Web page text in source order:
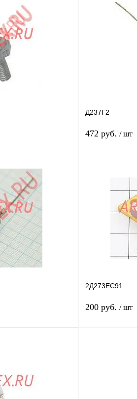
В корзину
Сравнение
наличии
Д237Г2
472 руб. / шт
Купить в 1 клик
В избранное
Сравнение
2Д273ЕС91
200 руб. / шт